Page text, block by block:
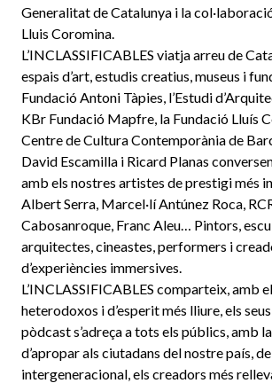
Generalitat de Catalunya i la
Lluis Coromina.
L’INCLASSIFICABLES viatja arreu de
espais d’art, estudis creatius, museus i
Fundació Antoni Tàpies, l’Estudi
KBr Fundació Mapfre, la Fundació Lluís
Centre de Cultura Contemporània de
David Escamilla i Ricard Planas
amb els nostres artistes de prestigi més
Albert Serra, Marcel·lí Antúnez Roca,
Cabosanroque, Franc Aleu… Pintors,
arquitectes, cineastes, performers i
d’experiències immersives.
L’INCLASSIFICABLES comparteix, amb
heterodoxos i d’esperit més lliure, els
pòdcast s’adreça a tots els públics, amb
d’apropar als ciutadans del nostre país,
intergeneracional, els creadors més